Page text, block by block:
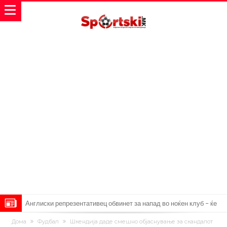
Англиски репрезентативец обвинет за напад во ноќен клуб – ќе
оди на суд!
Дилеми повеќе нема: Познато е кога Родри ќе стане новиот
Дома Фудбал
Шкендија даде смешно објаснување за скандалот